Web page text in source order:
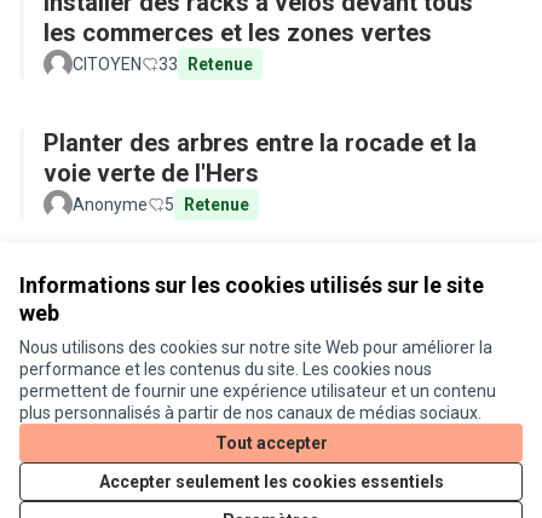
Informations sur les cookies utilisés sur le site
web
Nous utilisons des cookies sur notre site Web pour améliorer la
performance et les contenus du site. Les cookies nous
permettent de fournir une expérience utilisateur et un contenu
plus personnalisés à partir de nos canaux de médias sociaux.
Tout accepter
Accepter seulement les cookies essentiels
les commerces et les zones vertes
CITOYEN 33 Retenue
Planter des arbres entre la rocade et la
voie verte de l'Hers
Anonyme 5 Retenue
Conditions d'utilisation
Paramètres des cookies
Je participe ! sur X
(Lien externe)
Je participe ! sur Facebook
Je participe ! sur Instagram
Licence
(Lien